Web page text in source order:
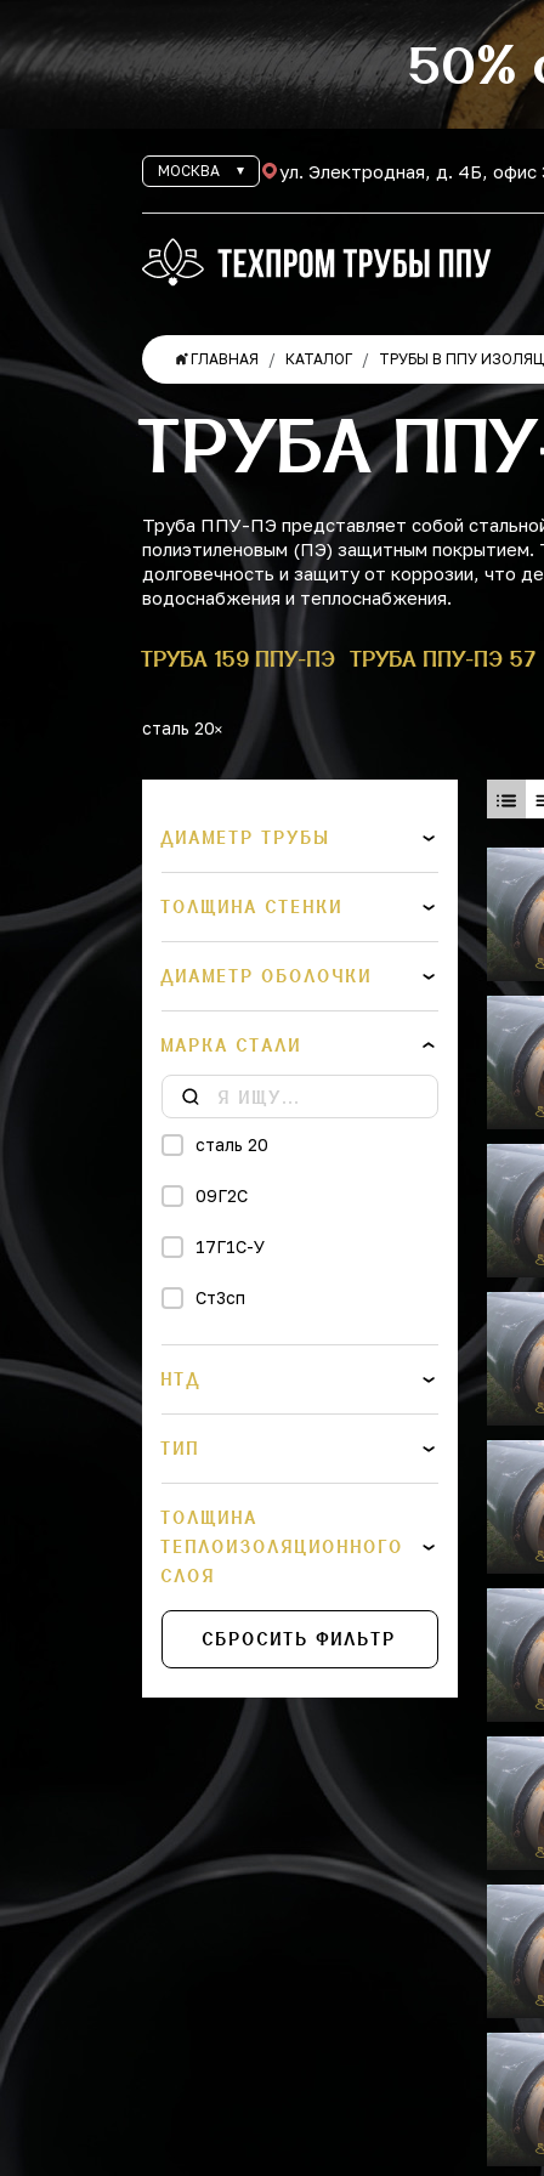
50%
МОСКВА ул. Электродная, д. 4Б, офис
ГЛАВНАЯ КАТАЛОГ ТРУБЫ В ППУ
ТРУБА
Труба ППУ-ПЭ представляет собой
полиэтиленовым (ПЭ) защитным покрытием.
долговечность и защиту от коррозии, что
водоснабжения и теплоснабжения.
ТРУБА 159 ППУ-ПЭ ТРУБА ППУ-ПЭ 57
сталь 20
ДИАМЕТР ТРУБЫ
ТОЛЩИНА СТЕНКИ
ДИАМЕТР ОБОЛОЧКИ
МАРКА СТАЛИ
сталь 20
09Г2С
17Г1С-У
Ст3сп
НТД
ТИП
ТОЛЩИНА
ТЕПЛОИЗОЛЯЦИОННОГО
СЛОЯ
СБРОСИТЬ ФИЛЬТР